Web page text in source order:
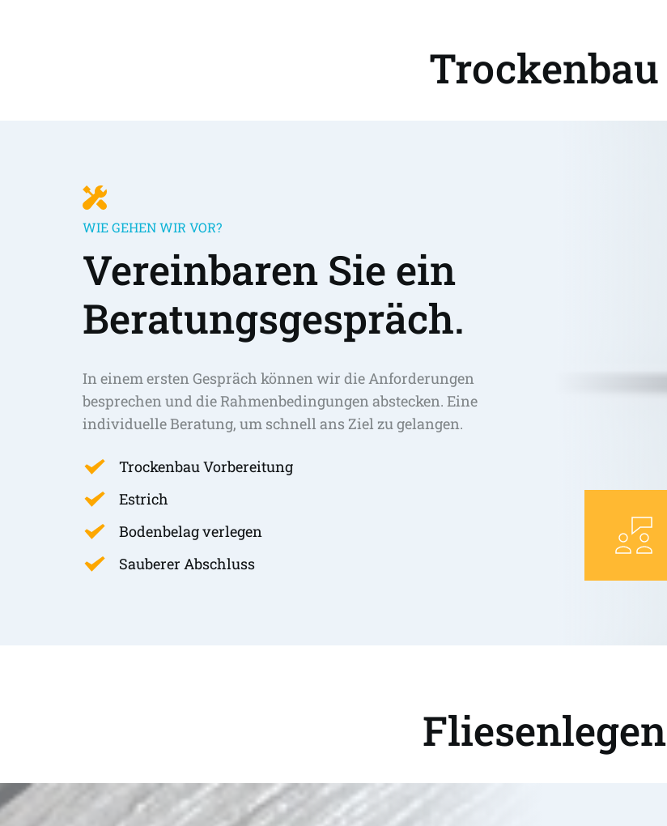
Trockenbau
WIE GEHEN WIR VOR?
Vereinbaren Sie ein
Beratungsgespräch.
In einem ersten Gespräch können wir die Anforderungen
besprechen und die Rahmenbedingungen abstecken. Eine
individuelle Beratung, um schnell ans Ziel zu gelangen.
Trockenbau Vorbereitung
Estrich
Bodenbelag verlegen
Sauberer Abschluss
Fliesenlegen